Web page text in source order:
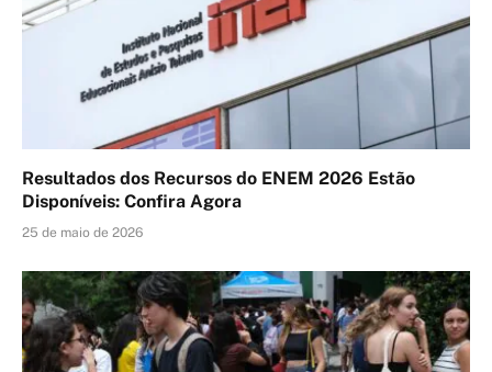
Resultados dos Recursos do ENEM 2026 Estão
Disponíveis: Confira Agora
25 de maio de 2026